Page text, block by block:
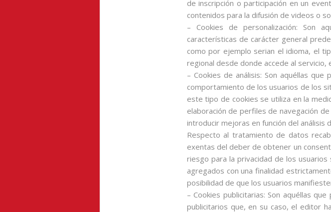
de inscripción o participación en un
contenidos para la difusión de videos o
– Cookies de personalización: Son
características de carácter general
como por ejemplo serian el idioma, el
regional desde donde accede al servicio,
– Cookies de análisis: Son aquéllas
comportamiento de los usuarios de los
este tipo de cookies se utiliza en la
elaboración de perfiles de navegación
introducir mejoras en función del análisis
Respecto al tratamiento de datos
exentas del deber de obtener un
riesgo para la privacidad de los
agregados con una finalidad
posibilidad de que los usuarios
– Cookies publicitarias: Son aquéllas
publicitarios que, en su caso, el editor